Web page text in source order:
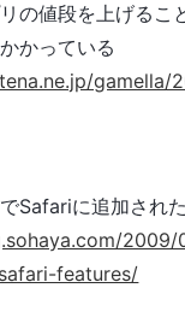
の値段を上げるこ
かっている
gamella/
Safariに追加され
2009/
features/